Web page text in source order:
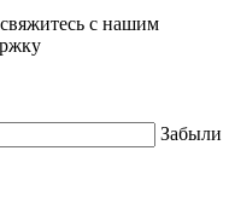
с нашим
Забыли